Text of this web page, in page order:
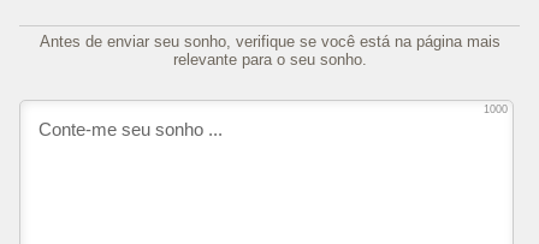
Antes de enviar seu sonho, verifique se você está na página mais
relevante para o seu sonho.
1000